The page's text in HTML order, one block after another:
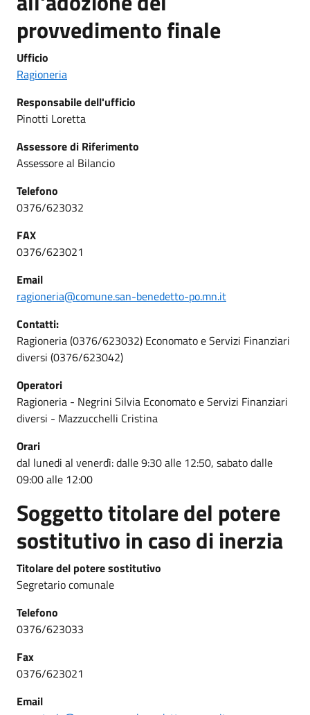
provvedimento finale
Ufficio
Ragioneria
Responsabile dell'ufficio
Pinotti Loretta
Assessore di Riferimento
Assessore al Bilancio
Telefono
0376/623032
FAX
0376/623021
Email
ragioneria@comune.san-benedetto-po.mn.it
Contatti:
Ragioneria (0376/623032) Economato e Servizi Finanziari
diversi (0376/623042)
Operatori
Ragioneria - Negrini Silvia Economato e Servizi Finanziari
diversi - Mazzucchelli Cristina
Orari
dal lunedi al venerdì: dalle 9:30 alle 12:50, sabato dalle
09:00 alle 12:00
Soggetto titolare del potere
sostitutivo in caso di inerzia
Titolare del potere sostitutivo
Segretario comunale
Telefono
0376/623033
Fax
0376/623021
Email